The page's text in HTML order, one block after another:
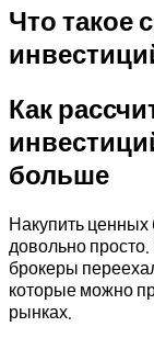
Что такое
Как
больше
Накупить ценных
довольно
брокеры
которые можно
рынках.